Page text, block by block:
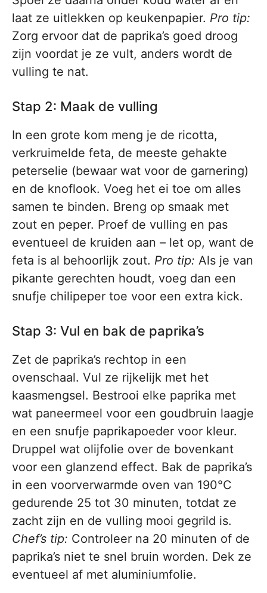
laat ze uitlekken op keukenpapier. Pro tip:
Zorg ervoor dat de paprika’s goed droog
zijn voordat je ze vult, anders wordt de
vulling te nat.
Stap 2: Maak de vulling
In een grote kom meng je de ricotta,
verkruimelde feta, de meeste gehakte
peterselie (bewaar wat voor de garnering)
en de knoflook. Voeg het ei toe om alles
samen te binden. Breng op smaak met
zout en peper. Proef de vulling en pas
eventueel de kruiden aan – let op, want de
feta is al behoorlijk zout. Pro tip: Als je van
pikante gerechten houdt, voeg dan een
snufje chilipeper toe voor een extra kick.
Stap 3: Vul en bak de paprika’s
Zet de paprika’s rechtop in een
ovenschaal. Vul ze rijkelijk met het
kaasmengsel. Bestrooi elke paprika met
wat paneermeel voor een goudbruin laagje
en een snufje paprikapoeder voor kleur.
Druppel wat olijfolie over de bovenkant
voor een glanzend effect. Bak de paprika’s
in een voorverwarmde oven van 190°C
gedurende 25 tot 30 minuten, totdat ze
zacht zijn en de vulling mooi gegrild is.
Chef’s tip: Controleer na 20 minuten of de
paprika’s niet te snel bruin worden. Dek ze
eventueel af met aluminiumfolie.